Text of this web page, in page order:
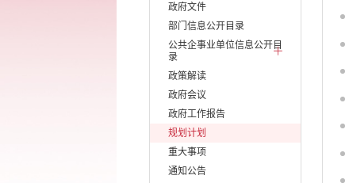
政府文件
部门信息公开目录
公共企事业单位信息公开目
录
政策解读
政府会议
政府工作报告
规划计划
重大事项
通知公告